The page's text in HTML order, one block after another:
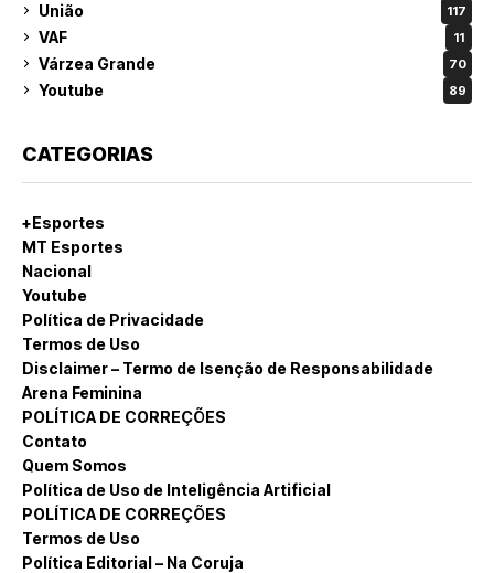
União 117
VAF 11
Várzea Grande 70
Youtube 89
CATEGORIAS
+Esportes
MT Esportes
Nacional
Youtube
Política de Privacidade
Termos de Uso
Disclaimer – Termo de Isenção de Responsabilidade
Arena Feminina
POLÍTICA DE CORREÇÕES
Contato
Quem Somos
Política de Uso de Inteligência Artificial
POLÍTICA DE CORREÇÕES
Termos de Uso
Política Editorial – Na Coruja